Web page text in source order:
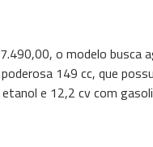
o modelo
149 cc, que
e 12,2 cv com